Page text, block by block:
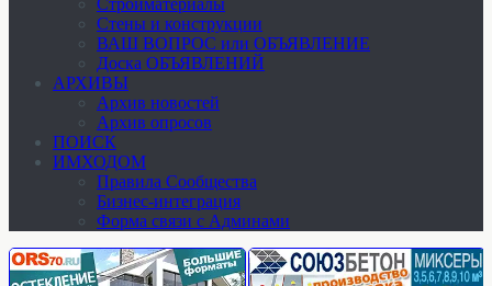
Стены и конструкции
ВАШ ВОПРОС или ОБЪЯВЛЕНИЕ
Доска ОБЪЯВЛЕНИЙ
АРХИВЫ
Архив новостей
Архив опросов
ПОИСК
ИМХОДОМ
Правила Сообщества
Бизнес-интеграция
Форма связи с Админами